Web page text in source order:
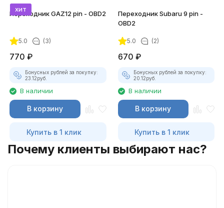
хит
Переходник GAZ12 pin - OBD2
5.0 (3)
770 ₽
Бонусных рублей за покупку:
23.12руб.
В наличии
В корзину
Купить в 1 клик
Переходник Subaru 9 pin -
OBD2
5.0 (2)
670 ₽
Бонусных рублей за покупку:
20.12руб.
В наличии
В корзину
Купить в 1 клик
Почему клиенты выбирают нас?